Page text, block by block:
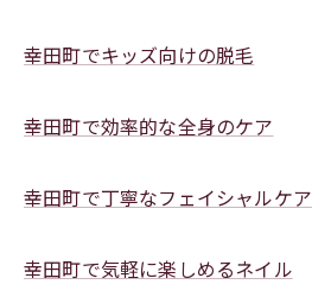
幸田町でキッズ向けの脱毛
幸田町で効率的な全身のケア
幸田町で丁寧なフェイシャルケア
幸田町で気軽に楽しめるネイル